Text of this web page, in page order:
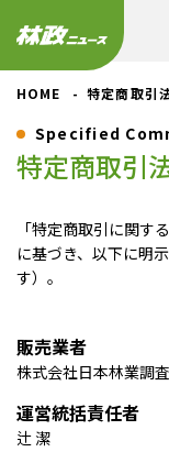
HOME 特定商取引
Specified
特定商取引
「特定商取引に関す
に基づき、以下に明
す）。
販売業者
株式会社日本林業調
運営統括責任者
辻 潔